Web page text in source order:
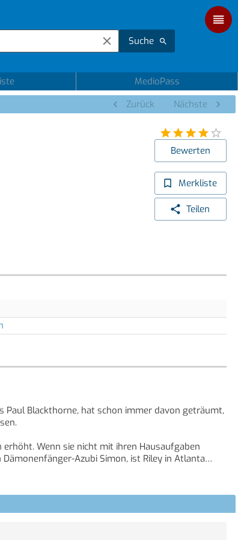
Suche
MedioPass
Zurück Nächste
Bewerten
Merkliste
Teilen
Paul Blackthorne, hat schon immer davon geträumt,
Wenn sie nicht mit ihren Hausaufgaben
Azubi Simon, ist Riley in Atlanta
ersten Grades natürlich, gemäss den strikten